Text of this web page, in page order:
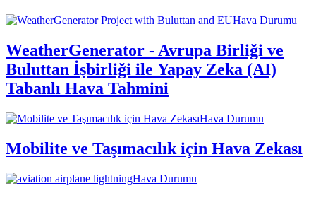
Hava Durumu
WeatherGenerator - Avrupa Birliği ve
Buluttan İşbirliği ile Yapay Zeka (AI)
Tabanlı Hava Tahmini
Hava Durumu
Mobilite ve Taşımacılık için Hava Zekası
Hava Durumu